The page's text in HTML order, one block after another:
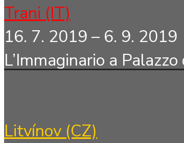
Trani (IT)
16. 7. 2019 – 6. 9. 2019
L’Immaginario a
Litvínov (CZ)